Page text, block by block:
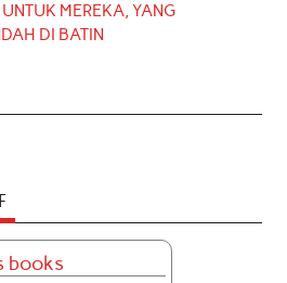
UNTUK MEREKA, YANG
DI BATIN
books